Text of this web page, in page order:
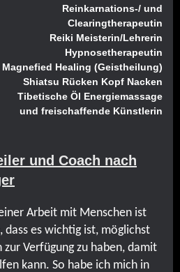
Reinkarnations-/ und
Clearingtherapeutin
Reiki Meisterin/Lehrerin
Hypnosetherapeutin
Magnefied Healing (Geistheilung)
Shiatsu Rücken Kopf Nacken
Tibetische Öl Energiemassage
und freischaffende Künstlerin
und Coach nach
Arbeit mit Menschen ist
es wichtig ist, möglichst
Verfügung zu haben, damit
kann. So habe ich mich in